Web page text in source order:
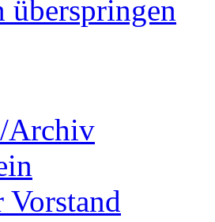
Archiv
Vorstand